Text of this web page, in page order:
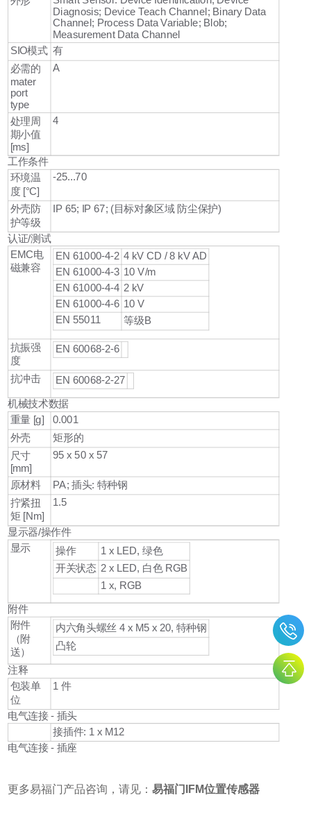
Diagnosis; Device Teach Channel; Binary Data
Channel; Process Data Variable; Blob;
Measurement Data Channel
SIO模式 有
必需的
mater
port
type
A
处理周
期小值
[ms]
4
工作条件
环境温
度 [°C]
-25...70
外壳防
护等级
IP 65; IP 67; (目标对象区域 防尘保护)
认证/测试
EMC电
磁兼容
EN 61000-4-2 4 kV CD / 8 kV AD
EN 61000-4-3 10 V/m
EN 61000-4-4 2 kV
EN 61000-4-6 10 V
EN 55011
等级B
抗振强
度
EN 60068-2-6
抗冲击 EN 60068-2-27
机械技术数据
重量 [g]
0.001
外壳
矩形的
尺寸
[mm]
95 x 50 x 57
原材料
PA; 插头: 特种钢
拧紧扭
矩 [Nm]
1.5
显示器/操作件
显示
操作
1 x LED, 绿色
开关状态 2 x LED, 白色 RGB
1 x, RGB
附件
附件
（附
送）
内六角头螺丝 4 x M5 x 20, 特种钢
凸轮
注释
包装单
位
1 件
电气连接 - 插头
接插件: 1 x M12
电气连接 - 插座
更多易福门产品咨询，请见：易福门IFM位置传感器